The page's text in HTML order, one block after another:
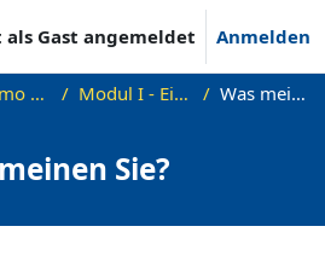
als Gast angemeldet Anmelden
vhb-Demo Lesen B2 Modul I - Einheit 1.1 Was meinen Sie?
Sie?